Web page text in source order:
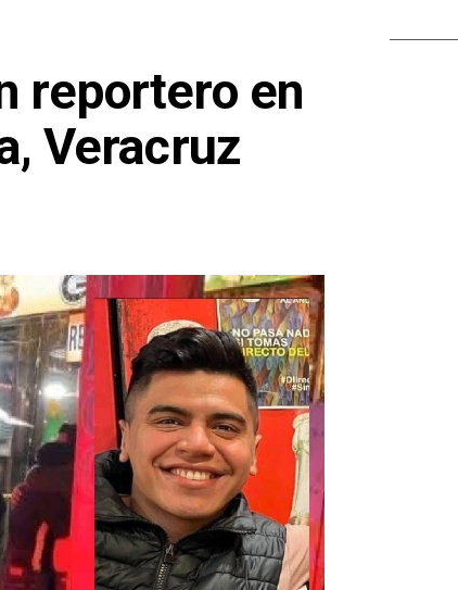
reportero en
Veracruz